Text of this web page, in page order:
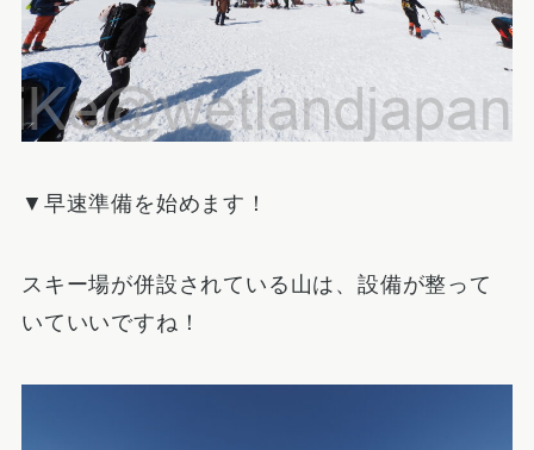
▼早速準備を始めます！
スキー場が併設されている山は、設備が整って
いていいですね！